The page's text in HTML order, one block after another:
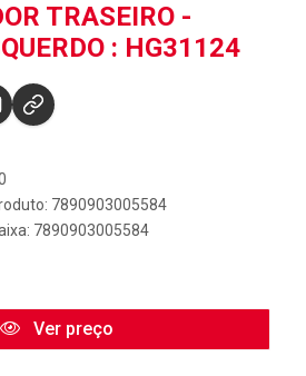
TRASEIRO -
: HG31124
7890903005584
7890903005584
Ver preço